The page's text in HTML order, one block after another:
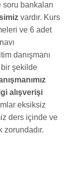
soru bankaları
vardır. Kurs
ve 6 adet
danışmanı
bir şekilde
alışverişi
eksiksiz
ders içinde ve
zorundadır.